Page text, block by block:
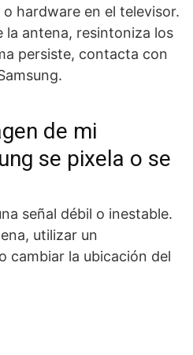
hardware en el televisor.
la antena, resintoniza los
persiste, contacta con
de mi
se pixela o se
señal débil o inestable.
utilizar un
cambiar la ubicación del